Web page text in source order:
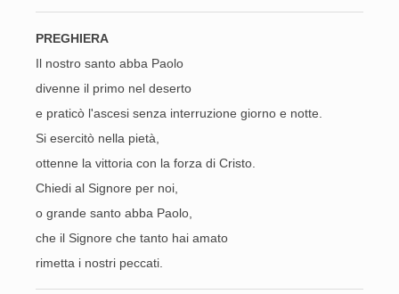
PREGHIERA
Il nostro santo abba Paolo
divenne il primo nel deserto
e praticò l'ascesi senza interruzione giorno e notte.
Si esercitò nella pietà,
ottenne la vittoria con la forza di Cristo.
Chiedi al Signore per noi,
o grande santo abba Paolo,
che il Signore che tanto hai amato
rimetta i nostri peccati.